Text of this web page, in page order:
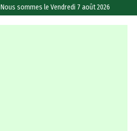
Nous sommes leVendredi 7 août 2026